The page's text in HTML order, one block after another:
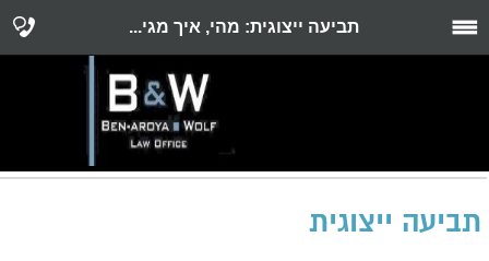
תביעה ייצוגית: מהי, איך מגי...
תביעה ייצוגית